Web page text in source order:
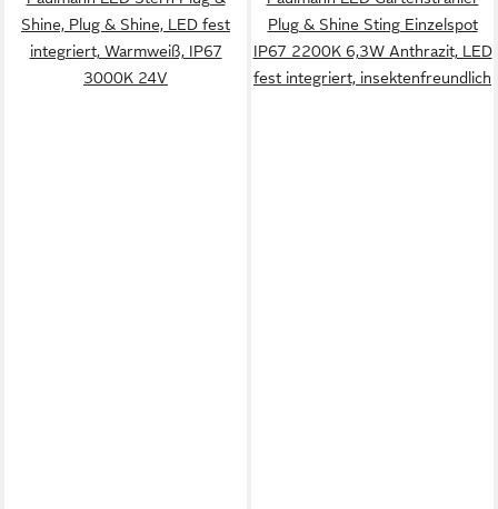
Shine, Plug & Shine, LED fest
integriert, Warmweiß, IP67
3000K 24V
Plug & Shine Sting Einzelspot
IP67 2200K 6,3W Anthrazit, LED
fest integriert, insektenfreundlich